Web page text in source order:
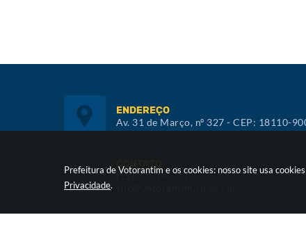
Prefeitura de Votorantim e os cookies: nosso site usa
Privacidade.
ENDEREÇO
Av. 31 de Março, nº 327 - CEP: 18110-
CONTATO
(15) 3353-8533